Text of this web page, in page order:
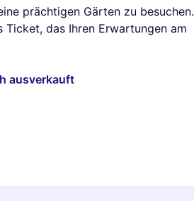
prächtigen Gärten zu besuchen.
Ticket, das Ihren Erwartungen am
ausverkauft